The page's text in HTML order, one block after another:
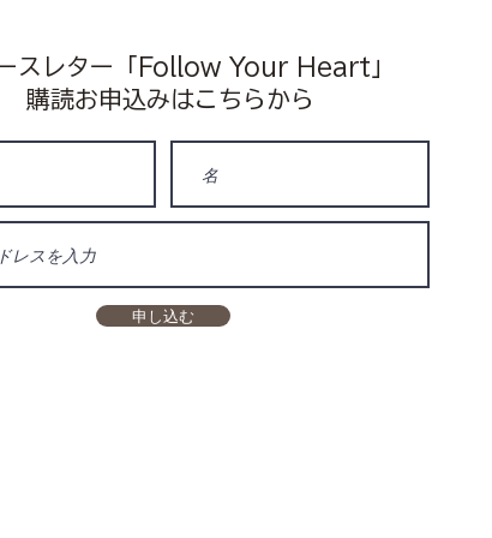
スレター「Follow Your Heart」
​購読お申込みはこちらから
申し込む